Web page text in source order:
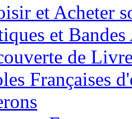
et Acheter
et
de
Françaises